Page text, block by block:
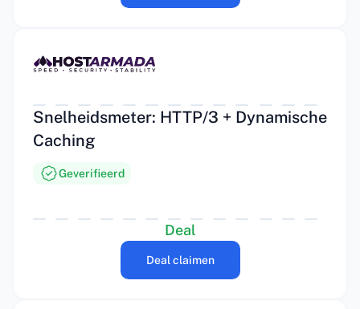
Snelheidsmeter: HTTP/3 + Dynamische
Caching
Geverifieerd
Deal
Deal claimen